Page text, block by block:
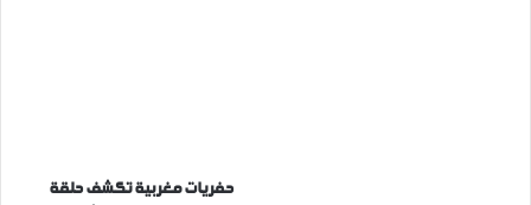
حفريات مغربية تكشف حلقة